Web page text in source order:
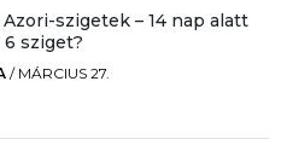
Azori-szigetek – 14 nap alatt
sziget?
/ MÁRCIUS 27.